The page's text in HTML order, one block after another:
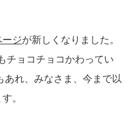
ージが新しくなりました。
チョコチョコかわってい
あれ、みなさま、今まで以
。